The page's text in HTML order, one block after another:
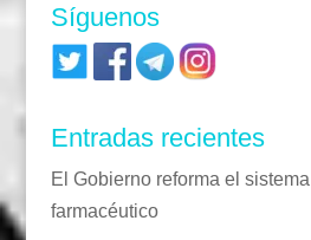
Síguenos
Entradas recientes
El Gobierno reforma el
farmacéutico